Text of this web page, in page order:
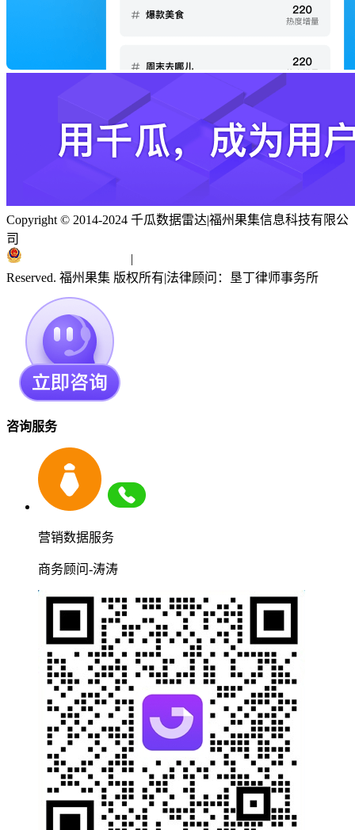
Copyright © 2014-2024 千瓜数据雷达|福州果集信息科技有限公
司
|
Reserved. 福州果集 版权所有|法律顾问：垦丁律师事务所
咨询服务
营销数据服务
商务顾问-涛涛